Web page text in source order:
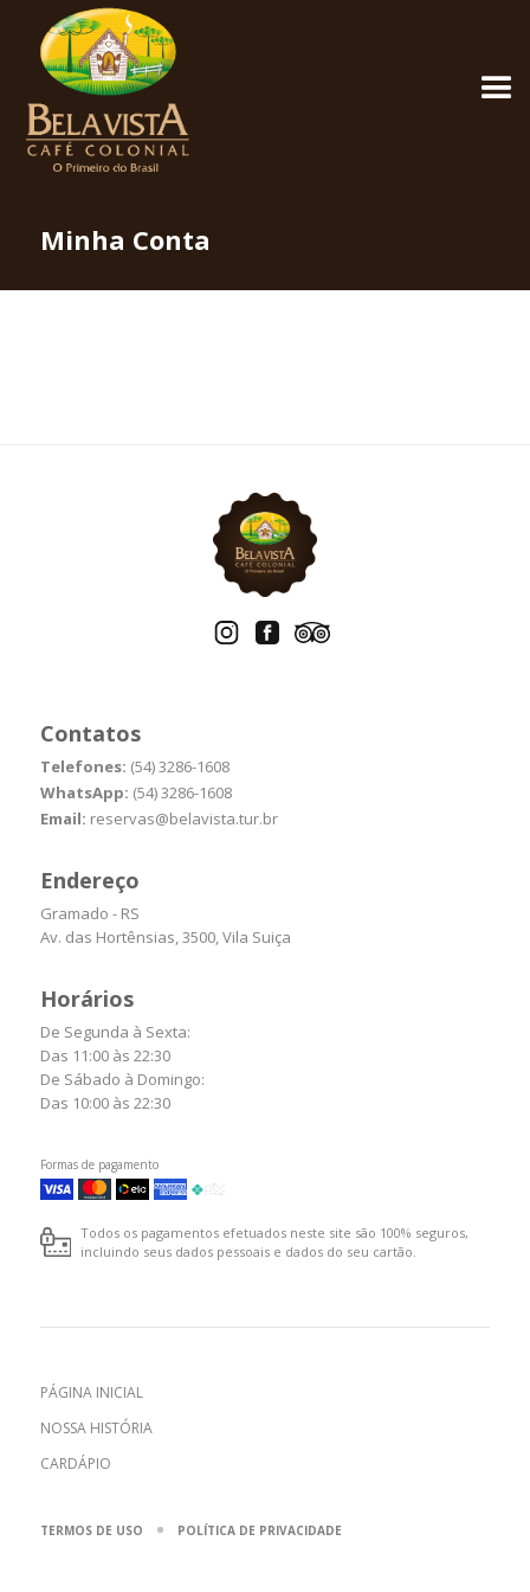
Minha Conta
Contatos
Telefones: (54) 3286-1608
WhatsApp: (54) 3286-1608
Email: reservas@belavista.tur.br
Endereço
Gramado - RS
Av. das Hortênsias, 3500, Vila Suiça
Horários
De Segunda à Sexta:
Das 11:00 às 22:30
De Sábado à Domingo:
Das 10:00 às 22:30
Formas de pagamento
Todos os pagamentos efetuados neste site são 100% seguros,
incluindo seus dados pessoais e dados do seu cartão.
PÁGINA INICIAL
NOSSA HISTÓRIA
CARDÁPIO
TERMOS DE USO POLÍTICA DE PRIVACIDADE